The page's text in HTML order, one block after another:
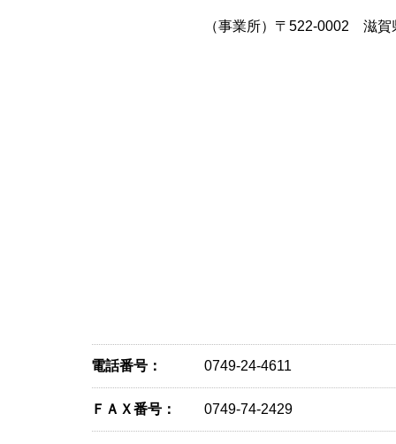
（事業所） 〒522-0002 滋賀
電話番号： 0749-24-4611
ＦＡＸ番号： 0749-74-2429